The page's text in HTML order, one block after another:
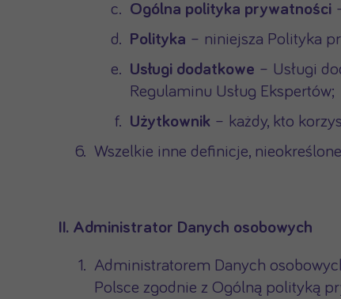
Ogólna polityka prywatności
Polityka – niniejsza Polityka
Usługi dodatkowe – Usługi
Regulaminu Usług Ekspertów;
Użytkownik – każdy, kto
Wszelkie inne definicje,
II. Administrator Danych osobowych
Administratorem Danych
Polsce zgodnie z Ogólną polityką